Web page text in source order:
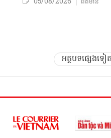
អត្ថបទផ្សេងទៀត